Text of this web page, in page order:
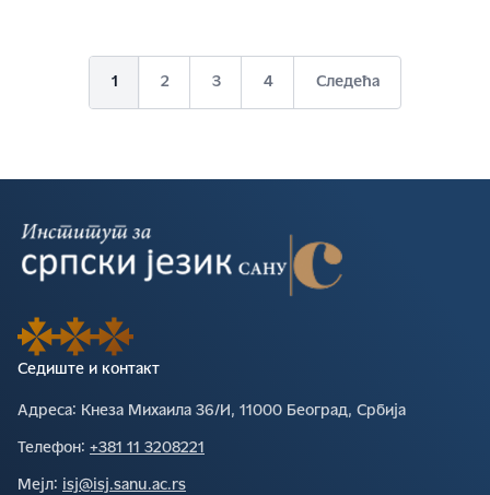
1 2 3 4 Следећа
Седиште и контакт
Адреса∶ Кнеза Михаила 36/И, 11000 Београд, Србија
Телефон∶ +381 11 3208221
Мејл∶ isj@isj.sanu.ac.rs